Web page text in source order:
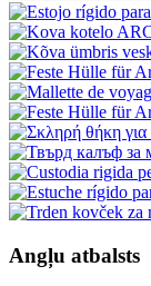
Angļu atbalsts